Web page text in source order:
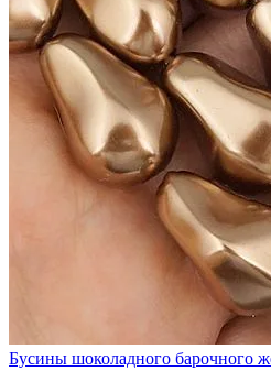
Бусины шоколадного барочного